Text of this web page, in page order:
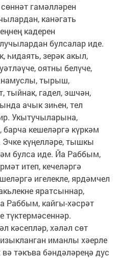
гамәлләрен
канәгать
кадерен
булсалар иде.
һидаять, зерәк акыл,
оятны белүче,
намуслы, тырыш,
тыйнак, гадел, эшчән,
ачык зиһен, тел
Укытучыларына,
кешеләргә күркәм
Эчке күңелләре, тышкы
булса иде. Йа Раббым,
итеп, кечеләргә
игелекле, ярдәмчел
яратсыннар,
Раббым, кайгы-хәсрәт
түктермәсеннәр.
кәсепләр, хәләл сөт
иманлы хәерле
тәкъва бәндәләреңә дус